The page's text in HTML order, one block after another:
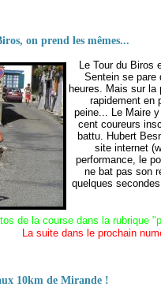
on prend les mêmes...
Le Tour du Biros
Sentein se pare
heures. Mais sur
rapidement en
peine... Le Maire
cent coureurs
battu. Hubert
site internet (
performance, le
ne bat pas son
quelques
de la course dans la rubrique
La suite dans le prochain
10km de Mirande !